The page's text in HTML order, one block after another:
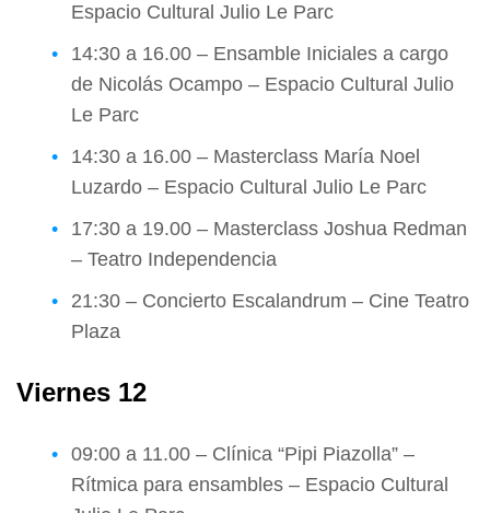
Espacio Cultural Julio Le Parc
14:30 a 16.00 – Ensamble Iniciales a cargo
de Nicolás Ocampo – Espacio Cultural Julio
Le Parc
14:30 a 16.00 – Masterclass María Noel
Luzardo – Espacio Cultural Julio Le Parc
17:30 a 19.00 – Masterclass Joshua Redman
– Teatro Independencia
21:30 – Concierto Escalandrum – Cine Teatro
Plaza
Viernes 12
09:00 a 11.00 – Clínica “Pipi Piazolla” –
Rítmica para ensambles – Espacio Cultural